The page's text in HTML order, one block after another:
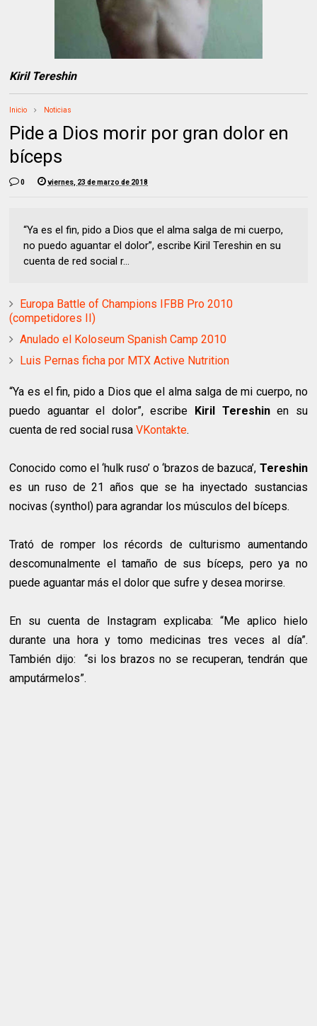
Kiril Tereshin
Inicio Noticias
Pide a Dios morir por gran dolor en
bíceps
0 viernes, 23 de marzo de 2018
“Ya es el fin, pido a Dios que el alma salga de mi cuerpo,
no puedo aguantar el dolor”, escribe Kiril Tereshin en su
cuenta de red social r...
Europa Battle of Champions IFBB Pro 2010
(competidores II)
Anulado el Koloseum Spanish Camp 2010
Luis Pernas ficha por MTX Active Nutrition
“Ya es el fin, pido a Dios que el alma salga de mi cuerpo, no
puedo aguantar el dolor”, escribe
Kiril Tereshinen su
cuenta de red social rusaVKontakte.
Conocido como el ‘hulk ruso’ o ‘brazos de bazuca’, Tereshin
es un ruso de 21 años que se ha inyectado sustancias
nocivas (synthol) para agrandar los músculos del bíceps.
Trató de romper los récords de culturismo aumentando
descomunalmente el tamaño de sus bíceps, pero ya no
puede aguantar más el dolor que sufre y desea morirse.
En su cuenta de Instagram explicaba: “Me aplico hielo
durante una hora y tomo medicinas tres veces al día”.
También dijo: “si los brazos no se recuperan, tendrán que
amputármelos”.